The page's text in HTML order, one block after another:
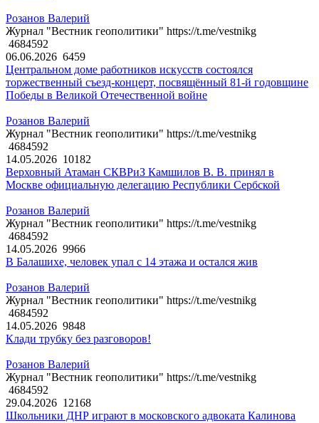
Розанов Валерий
Журнал "Вестник геополитики" https://t.me/vestnikg
4684592
06.06.2026 6459
Центральном доме работников искусств состоялся
торжественный съезд-концерт, посвящённый 81-й годовщине
Победы в Великой Отечественной войне
Розанов Валерий
Журнал "Вестник геополитики" https://t.me/vestnikg
4684592
14.05.2026 10182
Верховный Атаман СКВРиЗ Камшилов В. В. принял в
Москве официальную делегацию Республики Сербской
Розанов Валерий
Журнал "Вестник геополитики" https://t.me/vestnikg
4684592
14.05.2026 9966
В Балашихе, человек упал с 14 этажа и остался жив
Розанов Валерий
Журнал "Вестник геополитики" https://t.me/vestnikg
4684592
14.05.2026 9848
Клади трубку без разговоров!
Розанов Валерий
Журнал "Вестник геополитики" https://t.me/vestnikg
4684592
29.04.2026 12168
Школьники ДНР играют в московского адвоката Калинова